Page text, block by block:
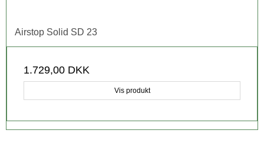
Airstop Solid SD 23
1.729,00 DKK
Vis produkt